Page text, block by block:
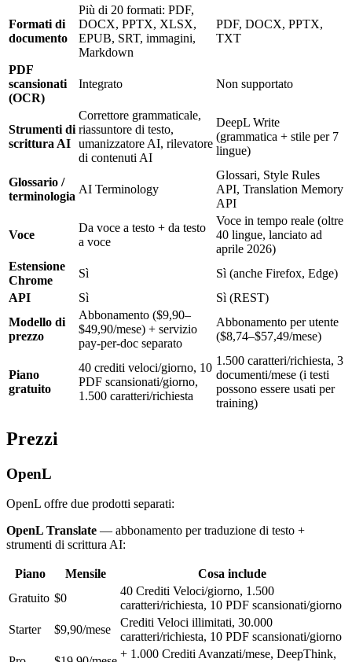
Formati di
documento
Più di 20 formati: PDF,
DOCX, PPTX, XLSX,
EPUB, SRT, immagini,
Markdown
PDF, DOCX, PPTX,
TXT
PDF
scansionati
(OCR)
Integrato Non supportato
Strumenti di
scrittura AI
Correttore grammaticale,
riassuntore di testo,
umanizzatore AI, rilevatore
di contenuti AI
DeepL Write
(grammatica + stile per 7
lingue)
Glossario /
terminologia
AI Terminology
Glossari, Style Rules
API, Translation Memory
API
Voce
Da voce a testo + da testo
a voce
Voce in tempo reale (oltre
40 lingue, lanciato ad
aprile 2026)
Estensione
Chrome
Sì
Sì (anche Firefox, Edge)
API
Sì
Sì (REST)
Modello di
prezzo
Abbonamento ($9,90–
$49,90/mese) + servizio
pay-per-doc separato
Abbonamento per utente
($8,74–$57,49/mese)
Piano
gratuito
40 crediti veloci/giorno, 10
PDF scansionati/giorno,
1.500 caratteri/richiesta
1.500 caratteri/richiesta, 3
documenti/mese (i testi
possono essere usati per
training)
Prezzi
OpenL
OpenL offre due prodotti separati:
OpenL Translate — abbonamento per traduzione di testo +
strumenti di scrittura AI:
Piano Mensile
Cosa include
Gratuito $0
40 Crediti Veloci/giorno, 1.500
caratteri/richiesta, 10 PDF scansionati/giorno
Starter
$9,90/mese
Crediti Veloci illimitati, 30.000
caratteri/richiesta, 10 PDF scansionati/giorno
+ 1.000 Crediti Avanzati/mese, DeepThink,